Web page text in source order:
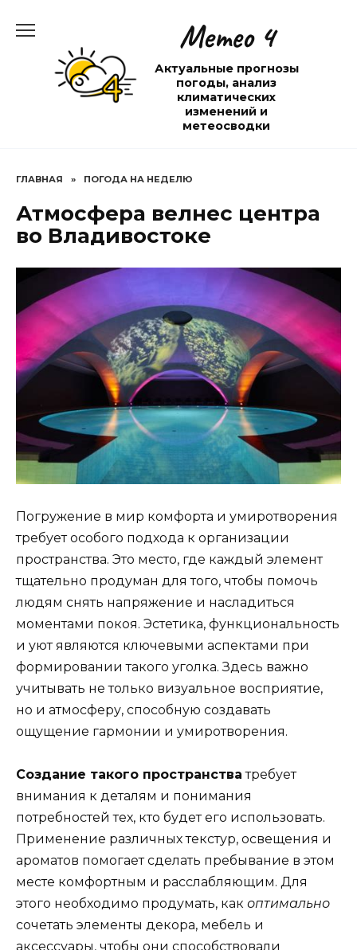
содержанию
Метео 4
Актуальные прогнозы
погоды, анализ
климатических
изменений и
метеосводки
ГЛАВНАЯ » ПОГОДА НА НЕДЕЛЮ
Атмосфера велнес центра
во Владивостоке
Погружение в мир комфорта и умиротворения
требует особого подхода к организации
пространства. Это место, где каждый элемент
тщательно продуман для того, чтобы помочь
людям снять напряжение и насладиться
моментами покоя. Эстетика, функциональность
и уют являются ключевыми аспектами при
формировании такого уголка. Здесь важно
учитывать не только визуальное восприятие,
но и атмосферу, способную создавать
ощущение гармонии и умиротворения.
Создание такого пространства требует
внимания к деталям и понимания
потребностей тех, кто будет его использовать.
Применение различных текстур, освещения и
ароматов помогает сделать пребывание в этом
месте комфортным и расслабляющим. Для
этого необходимо продумать, как оптимально
сочетать элементы декора, мебель и
аксессуары, чтобы они способствовали